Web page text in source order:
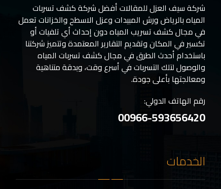
شركة سيف العزل للمقالات أفضل شركة كشف تسربات
المياه بالرياض ورش المبيدات وعزل الاسطح والخزانات تعمل
في مجال كشف تسريب المياه دون إحداث أي تلفيات أو
تكسير في المكان وتقديم التقارير المعتمدة وتتميز شركتنا
باستخدام أحدث الطرق في مجال كشف تسربات المياه
والوصول لتلك التسربات في أسرع وقت، وبدقة متناهية
ومعالجتها بأعلى جودة.
رقم الهاتف الدولي:
00966-593656420
الخدمات